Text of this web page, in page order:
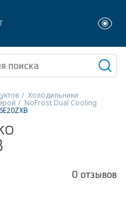
машины
Холодильники
NoFrost Dual Cooling
0 отзывов